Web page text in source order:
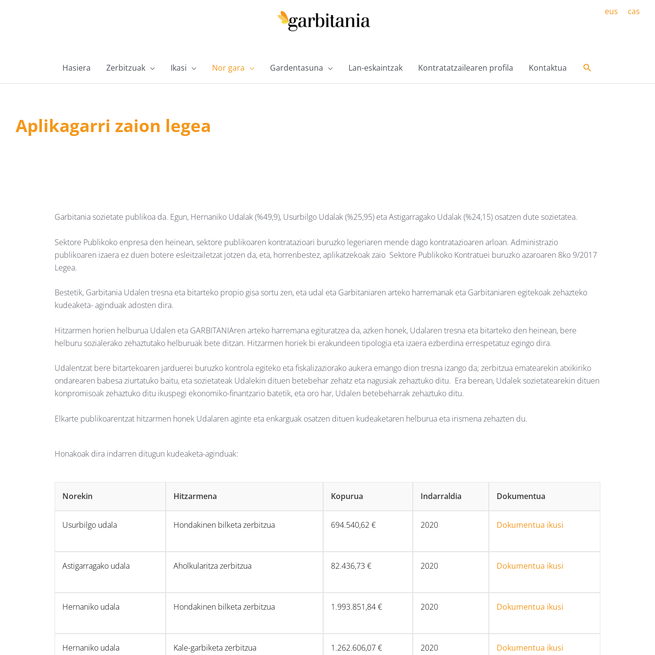
eus cas
Hasiera Zerbitzuak Ikasi Nor gara Gardentasuna Lan-eskaintzak Kontratatzailearen profila Kontaktua Search
Aplikagarri zaion legea
Garbitania sozietate publikoa da. Egun, Hernaniko Udalak (%49,9), Usurbilgo Udalak (%25,95) eta Astigarragako Udalak (%24,15) osatzen dute sozietatea.
Sektore Publikoko enpresa den heinean, sektore publikoaren kontratazioari buruzko legeriaren mende dago kontratazioaren arloan. Administrazio
publikoaren izaera ez duen botere esleitzailetzat jotzen da, eta, horrenbestez, aplikatzekoak zaio Sektore Publikoko Kontratuei buruzko azaroaren 8ko 9/2017
Legea.
Bestetik, Garbitania Udalen tresna eta bitarteko propio gisa sortu zen, eta udal eta Garbitaniaren arteko harremanak eta Garbitaniaren egitekoak zehazteko
kudeaketa- aginduak adosten dira.
Hitzarmen horien helburua Udalen eta GARBITANIAren arteko harremana egituratzea da, azken honek, Udalaren tresna eta bitarteko den heinean, bere
helburu sozialerako zehaztutako helburuak bete ditzan. Hitzarmen horiek bi erakundeen tipologia eta izaera ezberdina errespetatuz egingo dira.
Udalentzat bere bitartekoaren jarduerei buruzko kontrola egiteko eta fiskalizaziorako aukera emango dion tresna izango da; zerbitzua ematearekin atxikiriko
ondarearen babesa ziurtatuko baitu, eta sozietateak Udalekin dituen betebehar zehatz eta nagusiak zehaztuko ditu. Era berean, Udalek sozietatearekin dituen
konpromisoak zehaztuko ditu ikuspegi ekonomiko-finantzario batetik, eta oro har, Udalen betebeharrak zehaztuko ditu.
Elkarte publikoarentzat hitzarmen honek Udalaren aginte eta enkarguak osatzen dituen kudeaketaren helburua eta irismena zehazten du.
Honakoak dira indarren ditugun kudeaketa-aginduak:
Norekin Hitzarmena Kopurua Indarraldia Dokumentua
Usurbilgo udala Hondakinen bilketa zerbitzua 694.540,62 € 2020 Dokumentua ikusi
Astigarragako udala Aholkularitza zerbitzua 82.436,73 € 2020 Dokumentua ikusi
Hernaniko udala Hondakinen bilketa zerbitzua 1.993.851,84 € 2020 Dokumentua ikusi
Hernaniko udala Kale-garbiketa zerbitzua 1.262.606,07 € 2020 Dokumentua ikusi